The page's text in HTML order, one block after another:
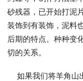
砂残器，已开始打泥
装饰到有装饰，泥料
后期的特点。种种变
切的关系。
如果我们将羊角山